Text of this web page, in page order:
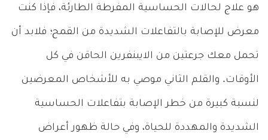
هو علاج لحالات الحساسية المفرطة الطارئة، فإذا كنت
معرض للإصابة بالتفاعلات الشديدة من القمح؛ فلابد أن
تحمل معك جرعتين من الايبنفرين الحاقن في كل
الأوقات. والقلم الثاني موصي به للأشخاص المعرضين
لنسبة كبيرة من خطر الإصابة بتفاعلات الحساسية
الشديدة والمهددة للحياة، وفي حالة ظهور أعراض